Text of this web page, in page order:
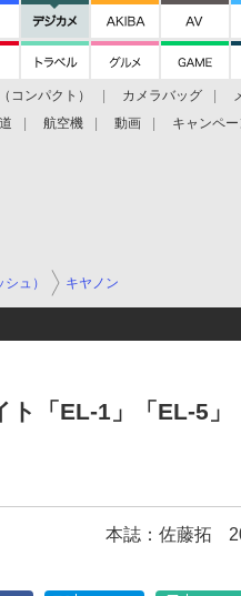
コンパクト） カメラバッグ
航空機 動画 キャンペー
ュ） キヤノン
「EL-1」「EL-5」
本誌：佐藤拓